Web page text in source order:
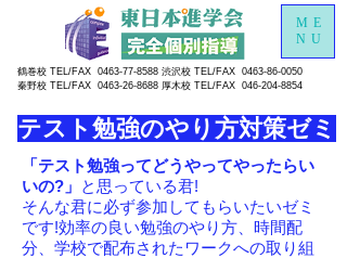
ME
NU
鶴巻校 TEL/FAX 0463-77-8588 渋沢校 TEL/FAX 0463-86-0050
秦野校 TEL/FAX 0463-26-8688 厚木校 TEL/FAX 046-204-8854
テスト勉強のやり方対策ゼミ
「テスト勉強ってどうやってやったらい
いの?」 と思っている君!
そんな君に必ず参加してもらいたいゼミ
です!効率の良い勉強のやり方、時間配
分、学校で配布されたワークへの取り組